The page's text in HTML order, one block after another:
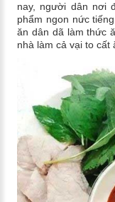
nay, người dân nơi
phẩm ngon nức
ăn dân dã làm thức
nhà làm cả vại to cất